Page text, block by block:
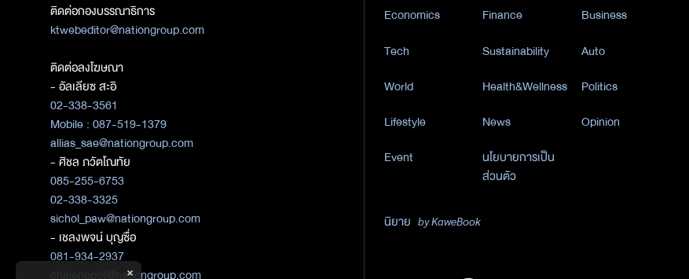
ติดต่อกองบรรณาธิการ
ktwebeditor@nationgroup.com
ติดต่อลงโฆษณา
- อัลเลียซ สะอิ
02-338-3561
Mobile : 087-519-1379
allias_sae@nationgroup.com
- ศิชล ภวัตโณทัย
085-255-6753
02-338-3325
sichol_paw@nationgroup.com
- เชลงพจน์ บุญซื่อ
081-934-2937
Economics Finance
Business
Tech
Sustainability
Auto
World
Health&Wellness
Politics
Lifestyle
News
Opinion
Event
นโยบายการเป็น
ส่วนตัว
นิยาย by KaweBook
×